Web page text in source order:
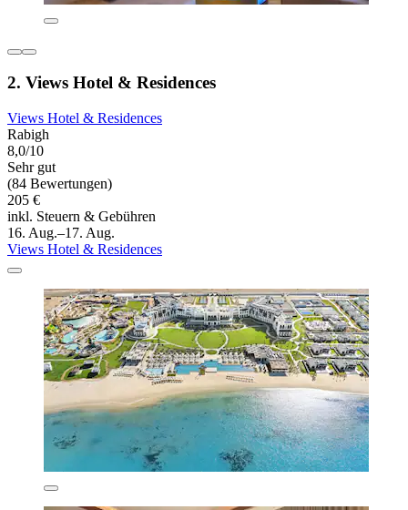
2. Views Hotel & Residences
Views Hotel & Residences
Rabigh
8,0/10
Sehr gut
(84 Bewertungen)
205 €
inkl. Steuern & Gebühren
16. Aug.–17. Aug.
Views Hotel & Residences